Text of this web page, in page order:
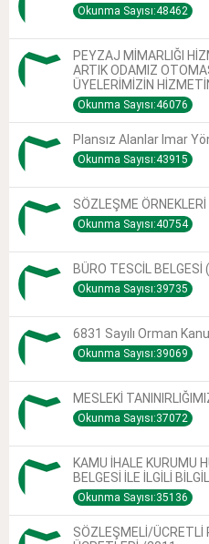
Okunma Sayısı:48462
PEYZAJ MİMARLIĞI
ARTIK ODAMIZ
ÜYELERİMİZİN
Okunma Sayısı:46076
Plansız Alanlar Imar
Okunma Sayısı:43915
SÖZLEŞME
Okunma Sayısı:40754
BÜRO TESCİL
Okunma Sayısı:39735
6831 Sayılı Orman
Okunma Sayısı:39069
MESLEKİ
Okunma Sayısı:37072
KAMU İHALE KURUMU
BELGESİ İLE İLGİLİ
Okunma Sayısı:35136
SÖZLEŞMELİ/ÜCRETLİ